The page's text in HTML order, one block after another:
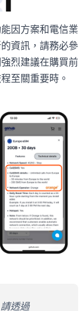
因方案和電信業
資訊，請務必參
烈建議在購買前
至關重要時。
請透過